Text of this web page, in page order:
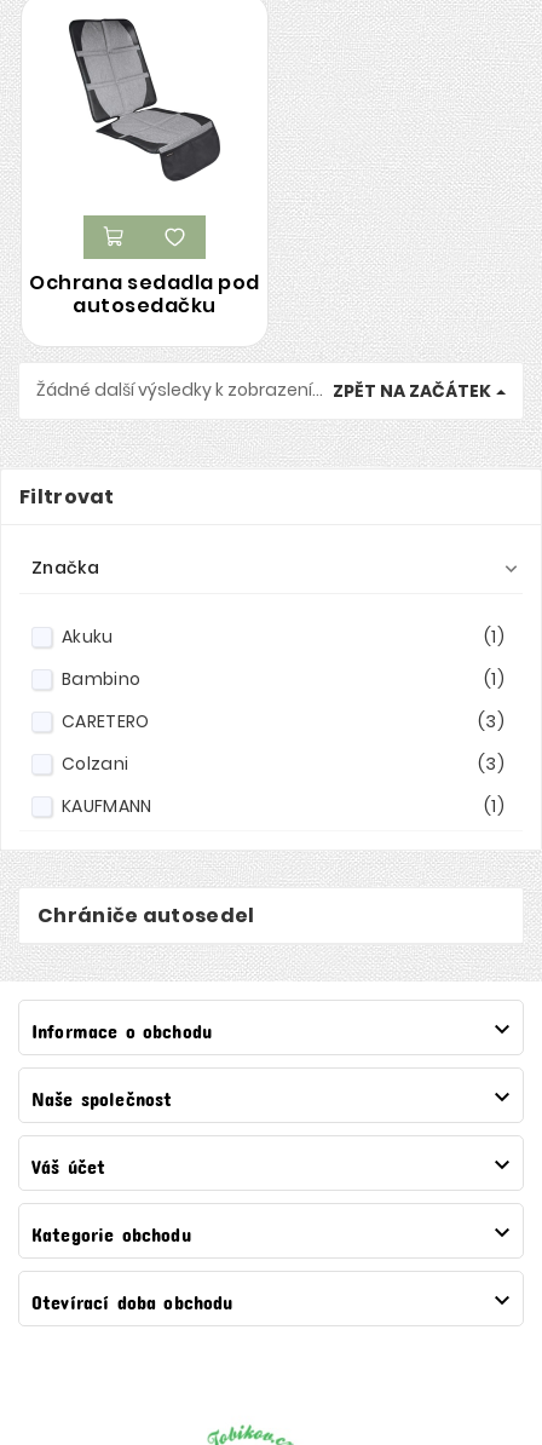
Ochrana sedadla pod
autosedačku
Žádné další výsledky k zobrazení... ZPĚT NA ZAČÁTEK
Filtrovat
Značka 
Akuku
(1)
Bambino
(1)
CARETERO
(3)
Colzani
(3)
KAUFMANN
(1)
Kikkaboo
(1)
Maxi-Cosi
(1)
Chrániče autosedel
Informace o obchodu 
Naše společnost 
Váš účet 
Kategorie obchodu 
Otevírací doba obchodu 